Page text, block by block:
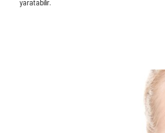
yaratabilir.